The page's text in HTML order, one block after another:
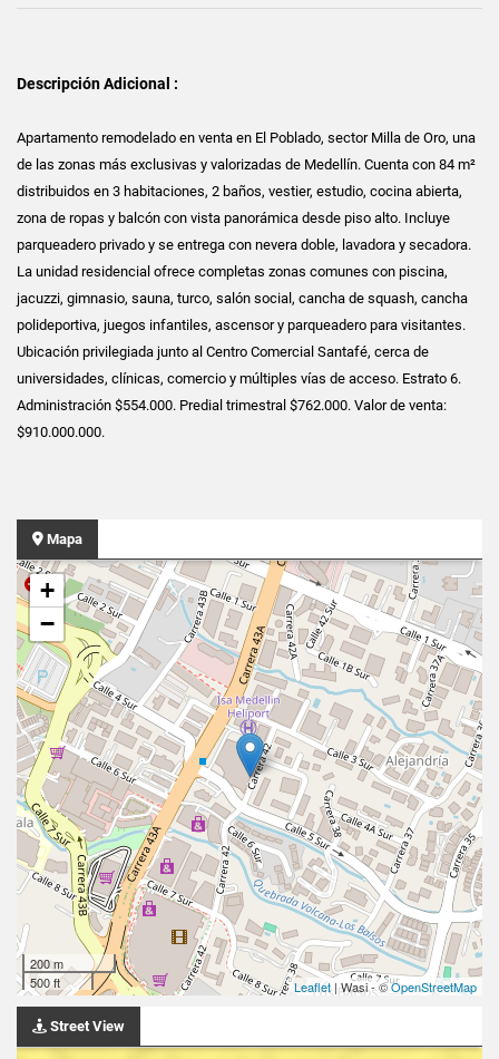
Descripción Adicional :
Apartamento remodelado en venta en El Poblado, sector Milla de Oro, una
de las zonas más exclusivas y valorizadas de Medellín. Cuenta con 84 m²
distribuidos en 3 habitaciones, 2 baños, vestier, estudio, cocina abierta,
zona de ropas y balcón con vista panorámica desde piso alto. Incluye
parqueadero privado y se entrega con nevera doble, lavadora y secadora.
La unidad residencial ofrece completas zonas comunes con piscina,
jacuzzi, gimnasio, sauna, turco, salón social, cancha de squash, cancha
polideportiva, juegos infantiles, ascensor y parqueadero para visitantes.
Ubicación privilegiada junto al Centro Comercial Santafé, cerca de
universidades, clínicas, comercio y múltiples vías de acceso. Estrato 6.
Administración $554.000. Predial trimestral $762.000. Valor de venta:
$910.000.000.
Mapa
+
−
200 m
500 ft
Leaflet| Wasi - ©OpenStreetMap
Street View